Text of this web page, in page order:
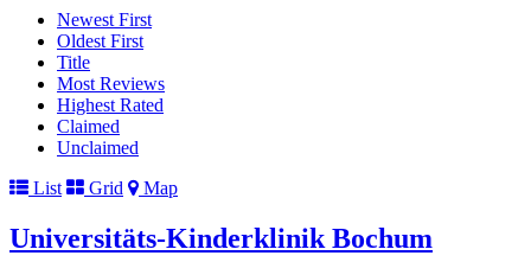
Newest First
Oldest First
Title
Most Reviews
Highest Rated
Claimed
Unclaimed
List
Grid Map
Universitäts-Kinderklinik Bochum